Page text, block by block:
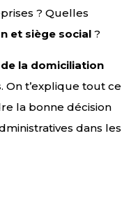
? Quelles
et siège social ?
la domiciliation
. On t’explique tout ce
la bonne décision
dans les